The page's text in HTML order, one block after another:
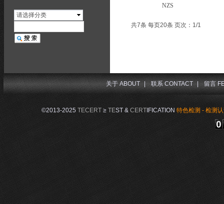
请选择分类
NZS
共7条 每页20条 页次：1/1
©2013-2025 TECERT ≥ TEST & CERT IFICATION 特色检测 - 检测
关于 ABOUT 联系 CONTACT 留言